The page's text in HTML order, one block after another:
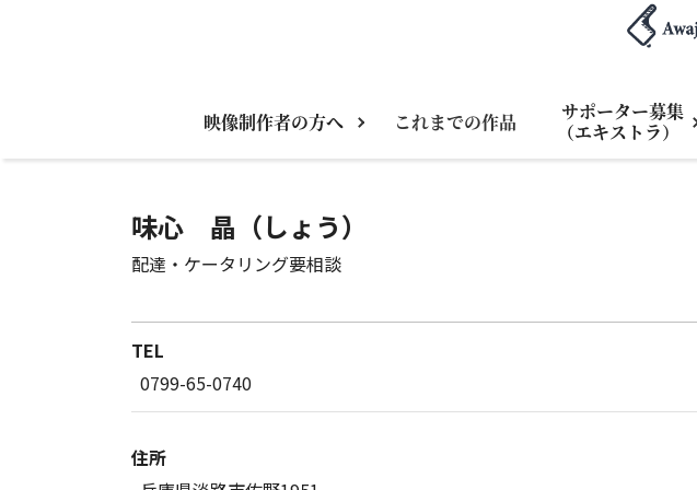
映像制作者の方へ これまでの作品
サポーター募集
（エキストラ）
味心 晶（しょう）
配達・ケータリング要相談
TEL
0799-65-0740
住所